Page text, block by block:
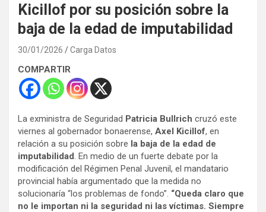
Kicillof por su posición sobre la
baja de la edad de imputabilidad
30/01/2026 Carga Datos
COMPARTIR
La exministra de Seguridad Patricia Bullrich cruzó este
viernes al gobernador bonaerense, Axel Kicillof, en
relación a su posición sobre la baja de la edad de
imputabilidad . En medio de un fuerte debate por la
modificación del Régimen Penal Juvenil, el mandatario
provincial había argumentado que la medida no
solucionaría “los problemas de fondo”. “Queda claro que
no le importan ni la seguridad ni las víctimas. Siempre